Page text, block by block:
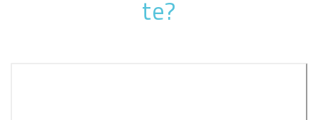
te?